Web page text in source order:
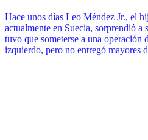
Hace unos días Leo Méndez Jr., el
actualmente en Suecia, sorprendió a
tuvo que someterse a una operación
izquierdo, pero no entregó mayores